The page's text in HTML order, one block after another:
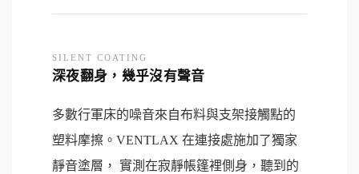
SILENT COATING
深夜翻身，幾乎沒有聲音
多數行軍床的噪音來自布料與支架接觸點的
塑料摩擦。VENTLAX 在連接處施加了獨家
靜音塗層， 實測在寂靜帳篷裡側身，聽到的